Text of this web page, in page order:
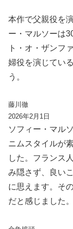
本作で父親役を
ー・マルソーは
ト・オ・ザンフ
婦役を演じてい
う。
藤川徹
2026年2月1日
ソフィー・マル
ニムスタイルが
した。フランス
み隠さず、良い
に思えます。そ
だと感じました。